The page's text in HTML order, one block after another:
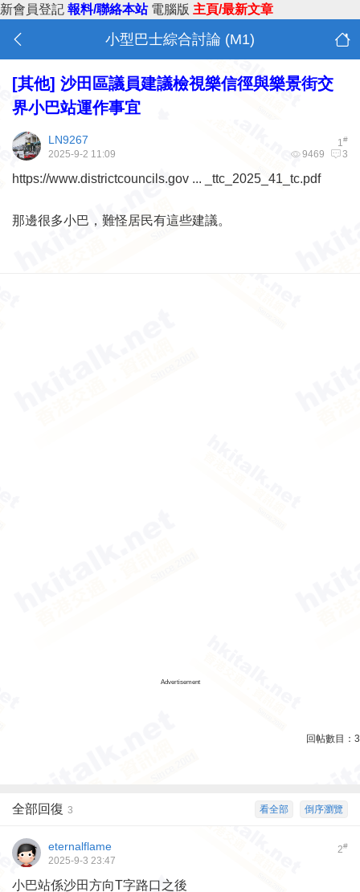
新會員登記 報料/聯絡本站 電腦版 主頁/最新文章
小型巴士綜合討論 (M1)
[其他] 沙田區議員建議檢視樂信徑與樂景街交
界小巴站運作事宜
1#
LN9267
9469 3
2025-9-2 11:09
https://www.districtcouncils.gov ... _ttc_2025_41_tc.pdf
那邊很多小巴，難怪居民有這些建議。
Advertisement
回帖數目： 3
倒序瀏覽
看全部
全部回復 3
2#
eternalflame
2025-9-3 23:47
小巴站係沙田方向T字路口之後